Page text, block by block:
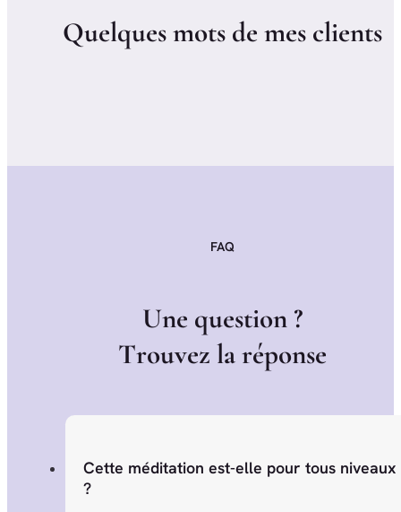
Quelquesmots de mes clients
FAQ
Une question ?
Trouvez laréponse
Cette méditation est-elle pour tous niveaux
?